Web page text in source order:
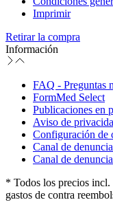
Imprimir
Retirar la compra
Información
FAQ - Preguntas
FormMed Select
Publicaciones en
Aviso de
Configuración de
Canal de
Canal de
* Todos los precios incl.
gastos de contra